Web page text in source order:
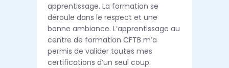
apprentissage. La formation se
déroule dans le respect et une
bonne ambiance. L’apprentissage au
centre de formation CFTB m’a
permis de valider toutes mes
certifications d’un seul coup.